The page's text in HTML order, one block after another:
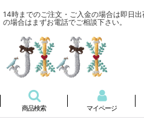
14時までのご注文・ご入金の場合は即日
の場合はまずお電話でご相談下さい。
商品検索 マイページ